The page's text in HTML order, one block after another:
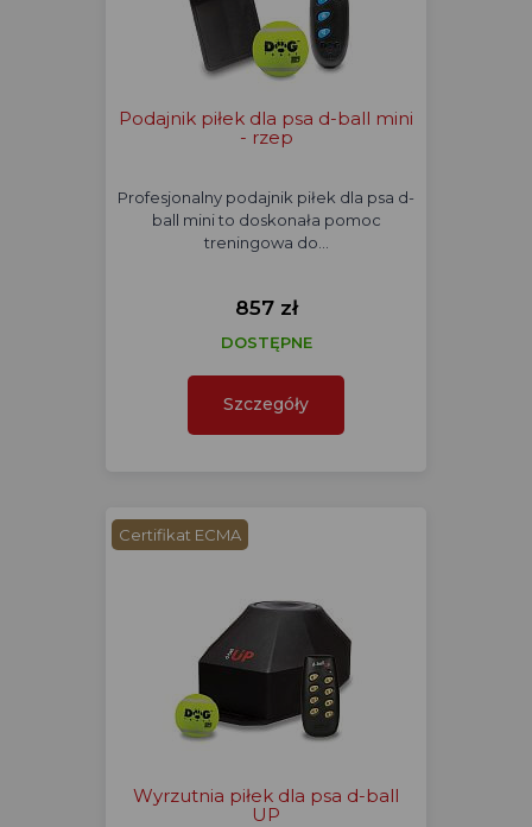
Podajnik piłek dla psa d-ball mini
- rzep
Profesjonalny podajnik piłek dla psa d-
ball mini to doskonała pomoc
treningowa do…
857 zł
DOSTĘPNE
Szczegóły
Certifikat ECMA
Wyrzutnia piłek dla psa d-ball
UP